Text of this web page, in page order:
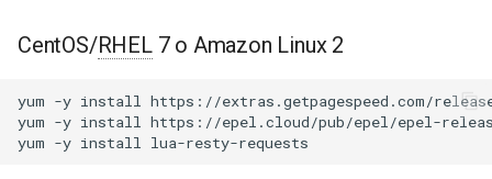
o
ú
array-var
head
Paquetes RPM
Módulos de NGINX de cPanel
EA4 - Convierte ea-nginx en
una potencia de rendimiento y
CentOS/RHEL7 o Amazon Linux 2
yum -y install
https://extras.getpagespeed.com/
yum -y install
https://epel.cloud/pub/epel/epel-
yum -y install